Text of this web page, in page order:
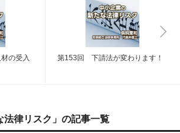
の受入
第153回 下請法が変わります！
法律リスク」の記事一覧